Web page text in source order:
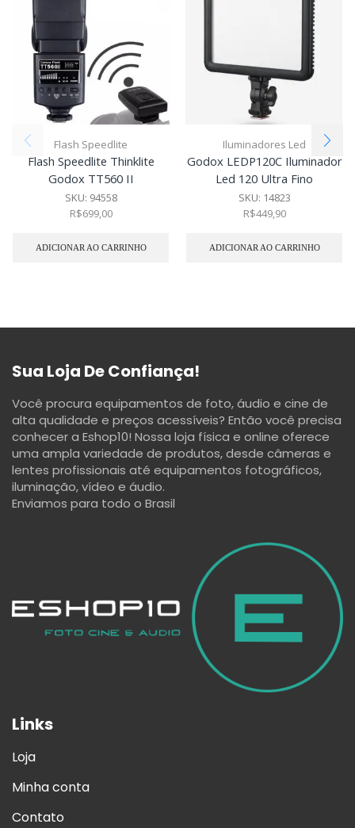
Flash Speedlite
Flash Speedlite Thinklite
Godox TT560 II
SKU: 94558
R$699,00
ADICIONAR AO CARRINHO
Iluminadores Led
Godox LEDP120C Iluminador
Led 120 Ultra Fino
SKU: 14823
R$449,90
ADICIONAR AO CARRINHO
Sua Loja De Confiança!
Você procura equipamentos de foto, áudio e cine de
alta qualidade e preços acessíveis? Então você precisa
conhecer a Eshop10! Nossa loja física e online oferece
uma ampla variedade de produtos, desde câmeras e
lentes profissionais até equipamentos fotográficos,
iluminação, vídeo e áudio.
Enviamos para todo o Brasil
Links
Loja
Minha conta
Contato